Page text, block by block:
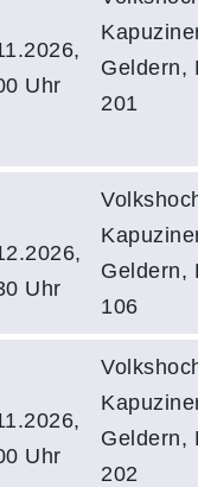
Uhr
Geldern,
201
Uhr
Geldern,
106
Uhr
Geldern,
202